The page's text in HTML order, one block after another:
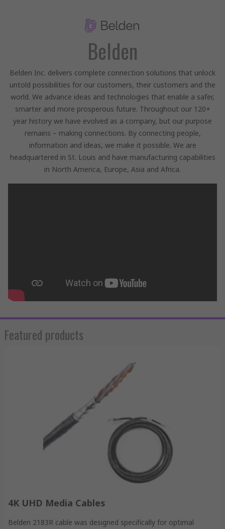
Belden
Belden Inc. delivers complete connection solutions that unlock
untold possibilities for our customers, their customers and the
world. We advance ideas and technologies that enable a safer,
smarter and more prosperous future. Throughout our 120+
year history we have evolved as a company, but our purpose
remains – making connections. By connecting people,
information and ideas, we make it possible. We are
headquartered in St. Louis and have manufacturing capabilities
in North America, Europe, Asia and Africa.
Featured products
4K UHD Media Cables
Belden 2183R cable was designed specifically for optimal